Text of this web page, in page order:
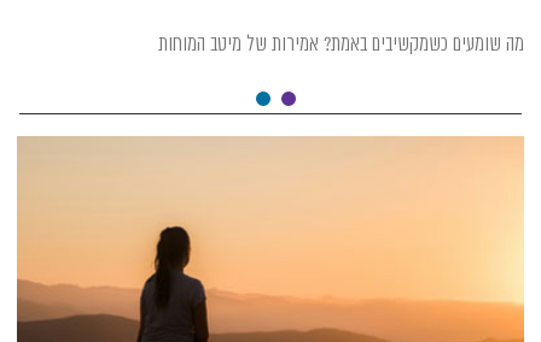
מה שומעים כשמקשיבים באמת? אמירות של מיטב המוחות